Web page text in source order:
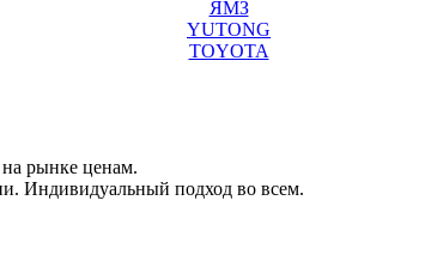
ЯМЗ
YUTONG
TOYOTA
рынке ценам.
Индивидуальный подход во всем.